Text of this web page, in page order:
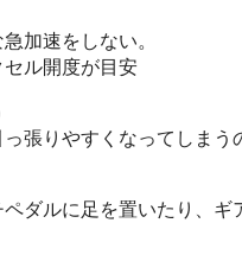
加速をしない。
ル開度が目安
張りやすくなってしま
ペダルに足を置いたり、